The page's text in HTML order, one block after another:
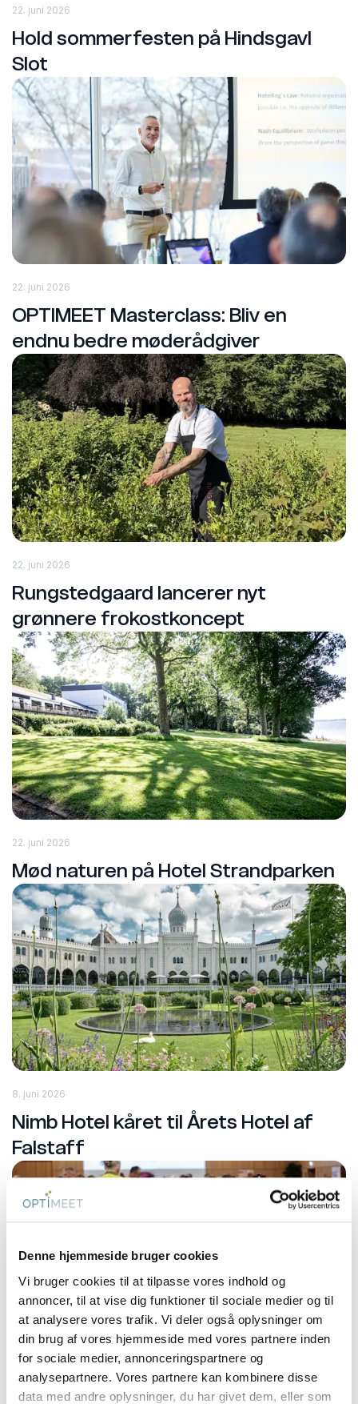
Denne hjemmeside bruger cookies
Vi bruger cookies til at tilpasse vores indhold og
annoncer, til at vise dig funktioner til sociale medier og til
at analysere vores trafik. Vi deler også oplysninger om
din brug af vores hjemmeside med vores partnere inden
for sociale medier, annonceringspartnere og
analysepartnere. Vores partnere kan kombinere disse
data med andre oplysninger, du har givet dem, eller som
22. juni 2026
Hold sommerfesten på Hindsgavl
Slot
22. juni 2026
OPTIMEET Masterclass: Bliv en
endnu bedre møderådgiver
22. juni 2026
Rungstedgaard lancerer nyt
grønnere frokostkoncept
22. juni 2026
Mød naturen på Hotel Strandparken
8. juni 2026
Nimb Hotel kåret til Årets Hotel af
Falstaff
8. juni 2026